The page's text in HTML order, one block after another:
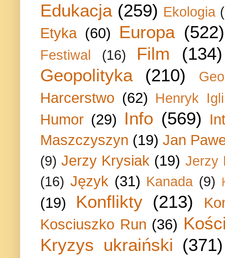
Edukacja (259) Ekologia
Etyka (60) Europa (522)
Festiwal (16) Film
(134)
Geopolityka
(210)
Harcerstwo (62) Henryk
Humor (29) Info (569)
Maszczyszyn (19) Jan
(9) Jerzy Krysiak (19) Jerzy
(16) Język (31) Kanada (9)
(19) Konflikty (213)
Kosciuszko Run (36)
Kryzys ukraiński (371)